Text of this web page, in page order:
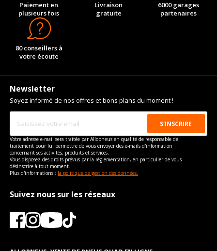
Paiement en
plusieurs fois
Livraison
gratuite
6000 garages
partenaires
80 conseillers à
votre écoute
Newsletter
Soyez informé de nos offres et bons plans du moment !
Votre adresse e-mail sera traitée par Allopneus en qualité de responsable de
traitement pour lui permettre de vous envoyer des e-mails d'information
concernant ses activités, produits et services.
Vous disposez des droits prévus par la règlementation, en particulier de vous
désinscrire à tout moment.
Plus d'informations : la politique de gestion des données.
Suivez nous sur les réseaux